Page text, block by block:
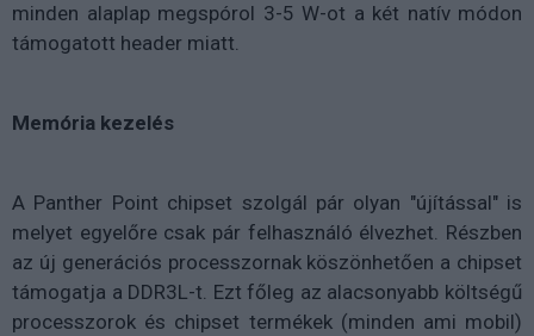
minden alaplap megspórol 3-5 W-ot a két natív módon
támogatott header miatt.
Memória kezelés
A Panther Point chipset szolgál pár olyan "újítással" is
melyet egyelőre csak pár felhasználó élvezhet. Részben
az új generációs processzornak köszönhetően a chipset
támogatja a DDR3L-t. Ezt főleg az alacsonyabb költségű
processzorok és chipset termékek (minden ami mobil)